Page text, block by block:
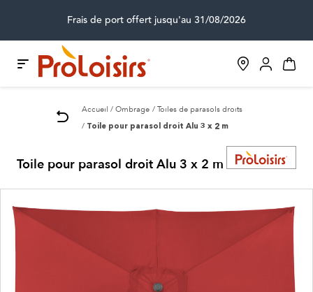
Frais de port offert jusqu'au 31/08/2026
Accueil Ombrage Toiles de parasols droits
Toile pour parasol droit Alu 3 x 2 m
Toile pour parasol droit Alu 3 x 2 m